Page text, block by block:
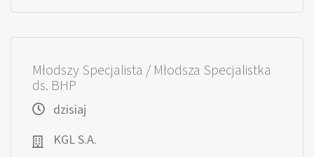
Młodszy Specjalista / Młodsza Specjalistka
ds. BHP
dzisiaj
KGL S.A.